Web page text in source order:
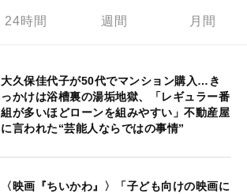
24時間 週間 月間
大久保佳代子が50代でマンション購入…き
っかけは浴槽裏の湯垢地獄、「レギュラー番
組が多いほどローンを組みやすい」不動産屋
に言われた“芸能人ならではの事情”
〈映画『ちいかわ』〉「子ども向けの映画に